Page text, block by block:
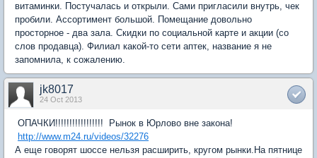
витаминки. Постучалась и открыли. Сами пригласили внутрь, чек
пробили. Ассортимент большой. Помещание довольно
просторное - два зала. Скидки по социальной карте и акции (со
слов продавца). Филиал какой-то сети аптек, название я не
запомнила, к сожалению.
jk8017
24 Oct 2013
ОПАЧКИ!!!!!!!!!!!!!!!!! Рынок в Юрлово вне закона!
http://www.m24.ru/videos/32276
А еще говорят шоссе нельзя расширить, кругом рынки.На пятнице